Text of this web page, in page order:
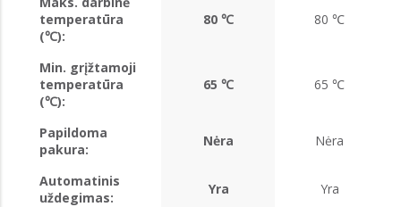
temperatūra
(℃):
80 ℃ 80 ℃
Min. grįžtamoji
temperatūra
(℃):
65 ℃ 65 ℃
Papildoma
pakura:
Nėra Nėra
Automatinis
uždegimas:
Yra Yra